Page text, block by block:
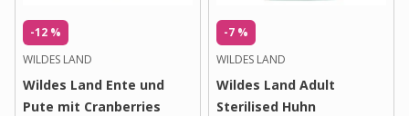
-12 %
WILDES LAND
Wildes Land Ente und
Pute mit Cranberries
-7 %
WILDES LAND
Wildes Land Adult
Sterilised Huhn